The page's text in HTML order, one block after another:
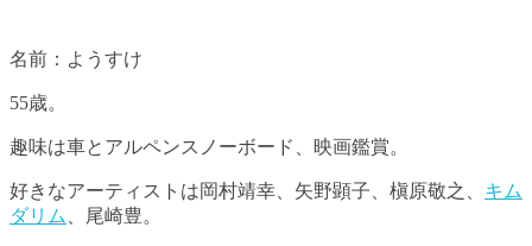
名前：ようすけ
55歳。
趣味は車とアルペンスノーボード、映画鑑賞。
好きなアーティストは岡村靖幸、矢野顕子、槇原敬之、 キム
ダリム
、尾崎豊。